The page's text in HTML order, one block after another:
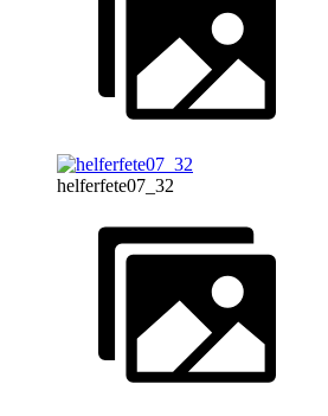
helferfete07_32